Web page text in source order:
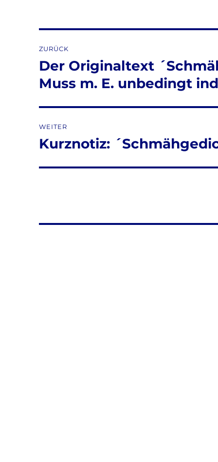
ZURÜCK
Vorheriger
Beitrag:
Der Originaltext
Muss m. E. unbedingt
WEITER
Nächster
Kurznotiz: